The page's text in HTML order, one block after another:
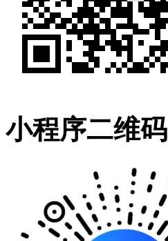
小程序二维码